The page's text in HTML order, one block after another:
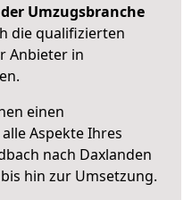
Umzugsbranche
die qualifizierten
Anbieter in
einen
Aspekte Ihres
nach Daxlanden
hin zur Umsetzung.